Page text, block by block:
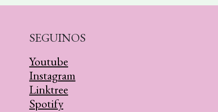
SEGUINOS
Youtube
Instagram
Linktree
Spotify